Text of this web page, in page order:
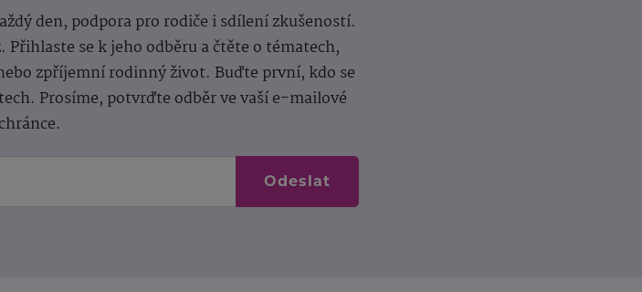
den, podpora pro rodiče i sdílení zkušeností.
se k jeho odběru a čtěte o tématech,
zpříjemní rodinný život. Buďte první, kdo se
Prosíme, potvrďte odběr ve vaší e-mailové
Odeslat